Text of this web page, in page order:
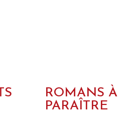
ROMANS À
PARAÎTRE